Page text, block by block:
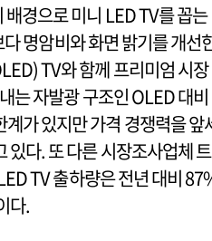
경으로 미니 LED TV를 꼽는
명암비와 화면 밝기를 개선
TV와 함께 프리미엄 시장
는 자발광 구조인 OLED 대비
가 있지만 가격 경쟁력을 앞
있다. 또 다른 시장조사업체 트
TV 출하량은 전년 대비
다.